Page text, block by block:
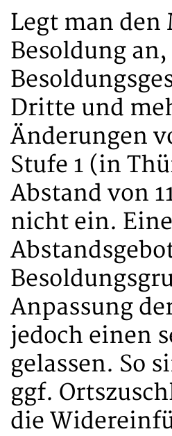
Legt man
Besoldung
Dritte und
Änderungen
Stufe 1 (in
Abstand von
nicht ein.
Anpassung
jedoch einen
gelassen. So
ggf.
die